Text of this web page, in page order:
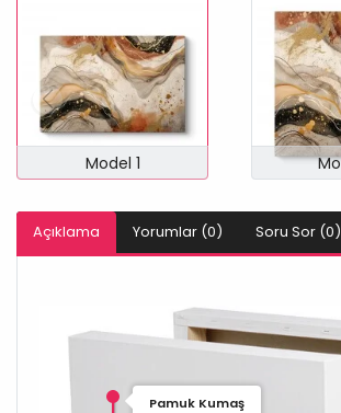
Model 1
Açıklama Yorumlar (0) Soru Sor (0)
Pamuk Kumaş